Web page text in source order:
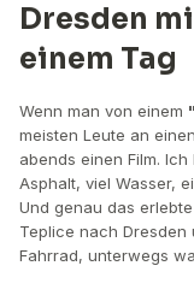
Dresden
einem Tag
Wenn man von einem
meisten Leute an
abends einen Film.
Asphalt, viel Wasser,
Und genau das
Teplice nach Dresden
Fahrrad, unterwegs